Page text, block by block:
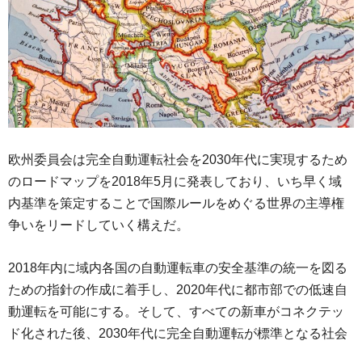
欧州委員会は完全自動運転社会を2030年代に実現するため
のロードマップを2018年5月に発表しており、いち早く域
内基準を策定することで国際ルールをめぐる世界の主導権
争いをリードしていく構えだ。
2018年内に域内各国の自動運転車の安全基準の統一を図る
ための指針の作成に着手し、2020年代に都市部での低速自
動運転を可能にする。そして、すべての新車がコネクテッ
ド化された後、2030年代に完全自動運転が標準となる社会